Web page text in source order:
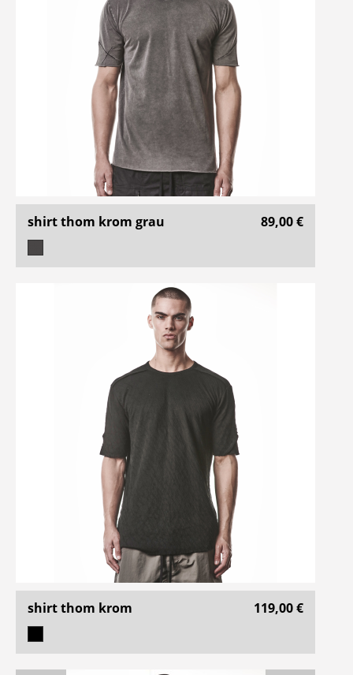
shirt thom krom grau 89,00 €
shirt thom krom 119,00 €